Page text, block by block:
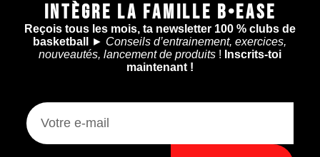
INTÈGRE LA FAMILLE B•EASE
Reçois tous les mois, ta newsletter 100 % clubs de
basketball
► Conseils d’entrainement, exercices,
nouveautés, lancement de produits! Inscrits-toi
maintenant !